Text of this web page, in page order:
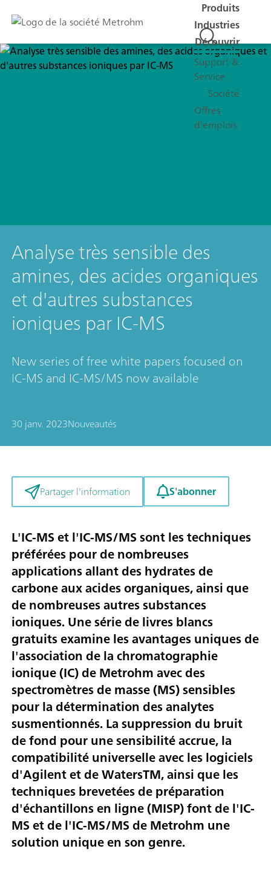
Produits
Industries
Découvrir
Support &
Service
Société
Offres
d'emplois
Analyse très sensible des
amines, des acides organiques
et d'autres substances
ioniques par IC-MS
New series of free white papers focused on
IC-MS and IC-MS/MS now available
30 janv. 2023Nouveautés
Partager l'information S'abonner
L'IC-MS et l'IC-MS/MS sont les techniques
préférées pour de nombreuses
applications allant des hydrates de
carbone aux acides organiques, ainsi que
de nombreuses autres substances
ioniques. Une série de livres blancs
gratuits examine les avantages uniques de
l'association de la chromatographie
ionique (IC) de Metrohm avec des
spectromètres de masse (MS) sensibles
pour la détermination des analytes
susmentionnés. La suppression du bruit
de fond pour une sensibilité accrue, la
compatibilité universelle avec les logiciels
d'Agilent et de WatersTM, ainsi que les
techniques brevetées de préparation
d'échantillons en ligne (MISP) font de l'IC-
MS et de l'IC-MS/MS de Metrohm une
solution unique en son genre.